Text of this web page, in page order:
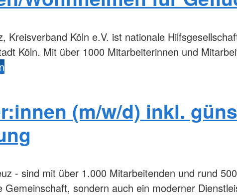
Kreisverband Köln e.V. ist nationale
Köln. Mit über 1000 Mitarbeiterinnen und
(m/w/d) inkl.
- sind mit über 1.000 Mitarbeitenden und rund
sondern auch ein moderner